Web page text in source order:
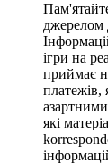
джерелом
ігри на
приймає
платежів,
які